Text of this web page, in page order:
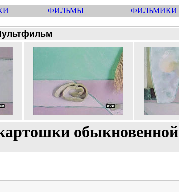
ФИЛЬМЫ ФИЛЬМИКИ
обыкновенной